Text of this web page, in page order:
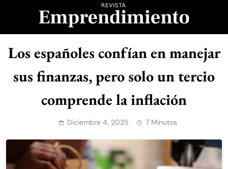
Revista
Emprendimiento
Los españoles confían en manejar
sus finanzas, pero solo un tercio
comprende la inflación
Diciembre 4, 2025 7 Minutos